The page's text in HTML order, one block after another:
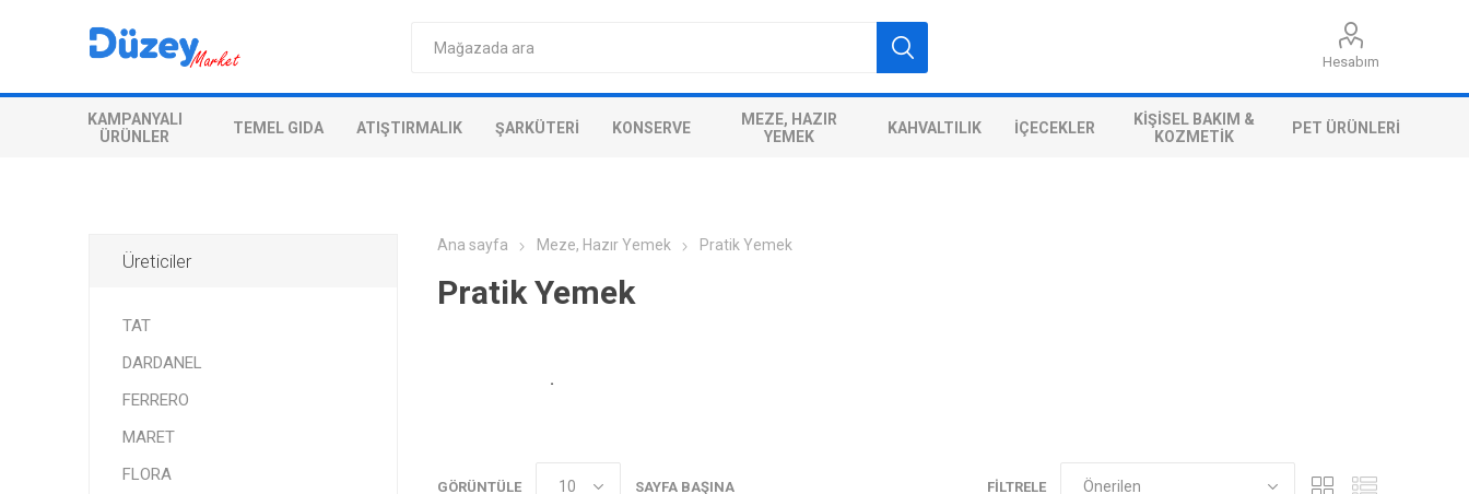
Hesabım
KAMPANYALI
ÜRÜNLER
TEMEL GIDA ATIŞTIRMALIK ŞARKÜTERI KONSERVE
MEZE, HAZIR
YEMEK
KAHVALTILIK İÇECEKLER
KIŞISEL BAKIM &
KOZMETIK
PET ÜRÜNLERI
Ana sayfa Meze, Hazır Yemek Pratik Yemek
Pratik Yemek
.
FILTRELE
GÖRÜNTÜLE SAYFA BAŞINA
Üreticiler
TAT
DARDANEL
FERRERO
MARET
FLORA